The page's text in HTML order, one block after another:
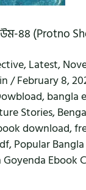
৪৪ (Protno
,Latest,
/February 8,
,bangla
Stories,
download,
,Popular
Goyenda Ebook